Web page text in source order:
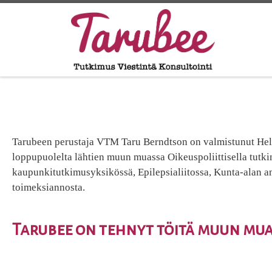
Tarubeen perustaja VTM Taru Berndtson on valmistunut
loppupuolelta lähtien muun muassa Oikeuspoliittisella
kaupunkitutkimusyksikössä, Epilepsialiitossa, Kunta-alan
toimeksiannosta.
Tarubee on tehnyt töitä muun